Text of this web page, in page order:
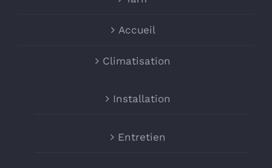
Accueil
Climatisation
Installation
Entretien